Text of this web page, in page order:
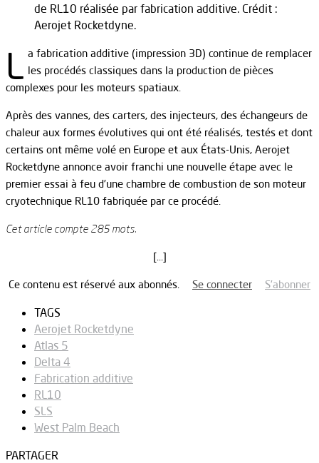
de RL10 réalisée par fabrication additive. Crédit :
Aerojet Rocketdyne.
L a fabrication additive (impression 3D) continue de remplacer
les procédés classiques dans la production de pièces
complexes pour les moteurs spatiaux.
Après des vannes, des carters, des injecteurs, des échangeurs de
chaleur aux formes évolutives qui ont été réalisés, testés et dont
certains ont même volé en Europe et aux États-Unis, Aerojet
Rocketdyne annonce avoir franchi une nouvelle étape avec le
premier essai à feu d’une chambre de combustion de son moteur
cryotechnique RL10 fabriquée par ce procédé.
Cet article compte 285 mots.
[…]
Ce contenu est réservé aux abonnés. Se connecter S’abonner
TAGS
Aerojet Rocketdyne
Atlas 5
Delta 4
Fabrication additive
RL10
SLS
West Palm Beach
PARTAGER